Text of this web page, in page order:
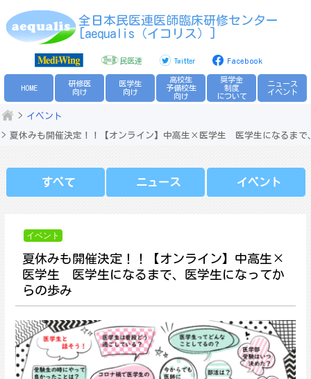
to
全日本民医連医師臨床研修センター
[aequalis（イコリス）]
民医連 Twitter Facebook
HOME
研修医
向け
医学生
向け
高校生
予備校生
向け
奨学金
制度
について
ニュース
イベント
イベント
夏休みも開催決定！！【オンライン】中高生×医学生 医学生になるまで
すべて ニュース イベント
イベント
夏休みも開催決定！！【オンライン】中高生×
医学生 医学生になるまで、医学生になってか
らの歩み